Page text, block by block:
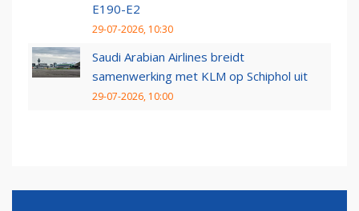
E190-E2
29-07-2026, 10:30
Saudi Arabian Airlines breidt
samenwerking met KLM op Schiphol uit
29-07-2026, 10:00